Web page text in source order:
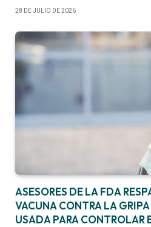
28 DE JULIO DE 2026
ASESORES DE LA FDA
VACUNA CONTRA LA
USADA PARA CONTROLAR